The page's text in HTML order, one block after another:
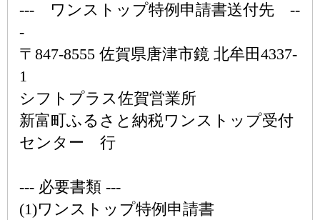
--- ワンストップ特例申請書送付先 --
-
〒847-8555 佐賀県唐津市鏡 北牟田4337-
1
シフトプラス佐賀営業所
新富町ふるさと納税ワンストップ受付
センター 行
--- 必要書類 ---
(1)ワンストップ特例申請書